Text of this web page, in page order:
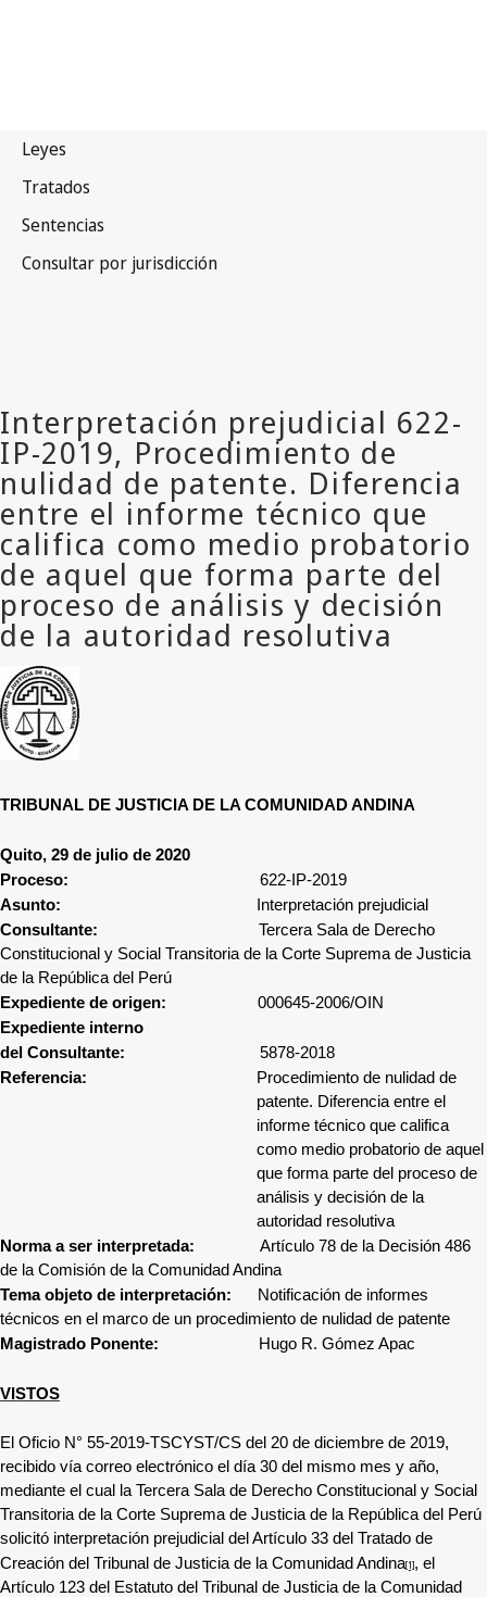
TRIBUNAL DE JUSTICIA DE LA COMUNIDAD ANDINA
Quito, 29 de julio de 2020
Proceso: 622-IP-2019
Asunto:
Interpretación prejudicial
Consultante: Tercera Sala de Derecho
Constitucional y Social Transitoria de la Corte Suprema de Justicia
de la República del Perú
Expediente de origen: 000645-2006/OIN
Expediente interno
del Consultante: 5878-2018
Referencia:
Procedimiento de nulidad de
patente. Diferencia entre el
informe técnico que califica
como medio probatorio de aquel
que forma parte del proceso de
análisis y decisión de la
autoridad resolutiva
Norma a ser interpretada: Artículo 78 de la Decisión 486
de la Comisión de la Comunidad Andina
Tema objeto de interpretación:
Notificación de informes
técnicos en el marco de un procedimiento de nulidad de patente
Magistrado Ponente:
Hugo R. Gómez Apac
VISTOS
El Oficio N° 55-2019-TSCYST/CS del 20 de diciembre de 2019,
recibido vía correo electrónico el día 30 del mismo mes y año,
mediante el cual
la Tercera Sala de Derecho Constitucional y Social
Transitoria de la Corte Suprema de Justicia de la República del Perú
solicitó interpretación prejudicial del Artículo 33 del Tratado de
Creación del Tribunal de Justicia de la Comunidad Andina[1], el
Artículo 123 del Estatuto del Tribunal de Justicia de la Comunidad